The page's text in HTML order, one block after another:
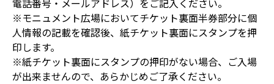
電話番号・メールアドレス）をご記入ください。
※モニュメント広場においてチケット裏面半券部分に個
人情報の記載を確認後、紙チケット裏面にスタンプを押
印します。
※紙チケット裏面にスタンプの押印がない場合、ご入場
が出来ませんので、あらかじめご了承ください。